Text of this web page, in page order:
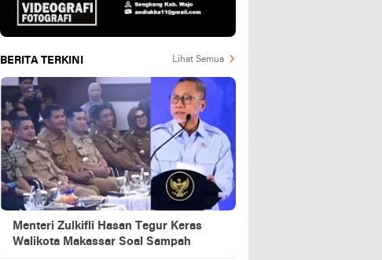
BERITA TERKINI Lihat Semua
Menteri Zulkifli Hasan Tegur Keras
Walikota Makassar Soal Sampah